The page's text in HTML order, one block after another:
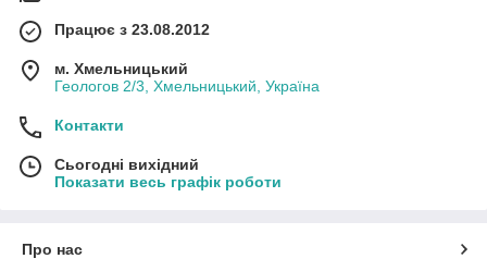
Працює з 23.08.2012
м. Хмельницький
Геологов 2/3, Хмельницький, Україна
Контакти
Сьогодні вихідний
Показати весь графік роботи
Про нас